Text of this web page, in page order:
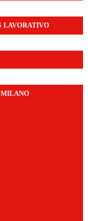
LAVORATIVO
MILANO